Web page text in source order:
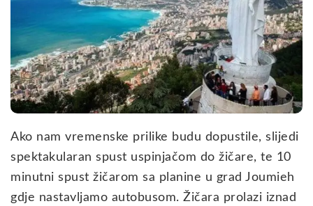
Ako nam vremenske prilike budu dopustile, slijedi
spektakularan spust uspinjačom do žičare, te 10
minutni spust žičarom sa planine u grad Joumieh
gdje nastavljamo autobusom. Žičara prolazi iznad